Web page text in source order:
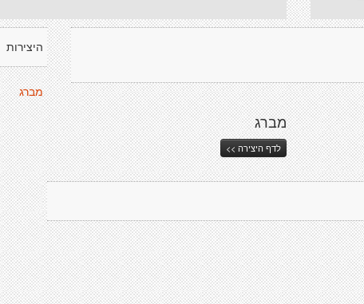
היצירות
מברג
מברג
לדף היצירה >>